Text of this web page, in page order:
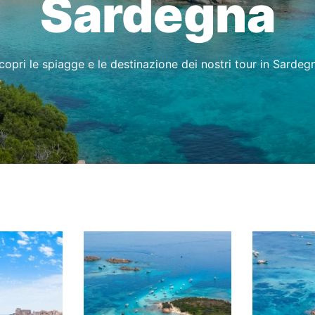
Sardegna
le spiagge e le destinazione dei nostri tour in